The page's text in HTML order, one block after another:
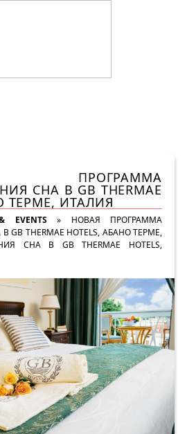
СНА В GB THERMAE
ТЕРМЕ, ИТАЛИЯ
EVENTS » НОВАЯ ПРОГРАММА
THERMAE HOTELS, АБАНО ТЕРМЕ,
СНА В GB THERMAE HOTELS,